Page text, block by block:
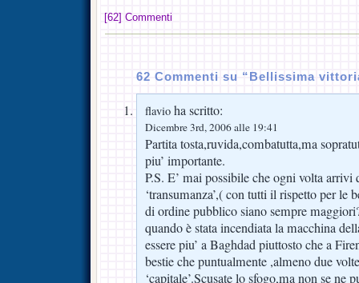
[62] Commenti
62 Commenti su “Bellissima
flavio ha scritto:
Dicembre 3rd, 2006 alle 19:41
Partita tosta,ruvida,combatutta,ma
piu’ importante.
P.S. E’ mai possibile che ogni volta arrivi
‘transumanza’,( con tutti il rispetto per le
di ordine pubblico siano sempre
quando è stata incendiata la macchina
essere piu’ a Baghdad piuttosto che a
bestie che puntualmente ,almeno due
‘capitale’.Scusate lo sfogo,ma non se ne